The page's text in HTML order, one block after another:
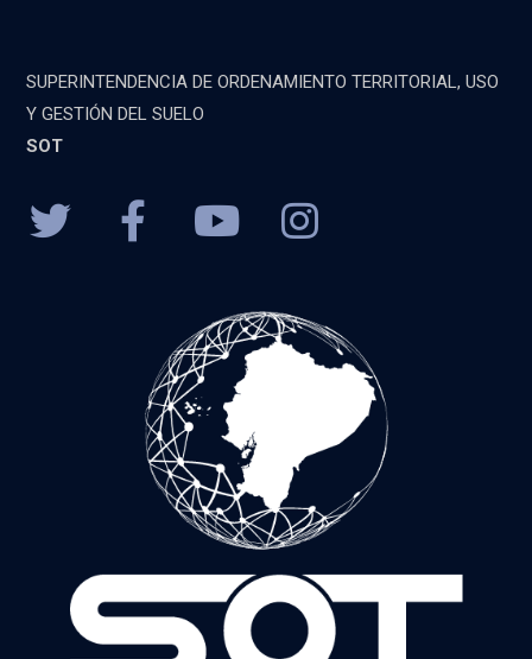
SUPERINTENDENCIA DE ORDENAMIENTO TERRITORIAL, USO
Y GESTIÓN DEL SUELO
SOT